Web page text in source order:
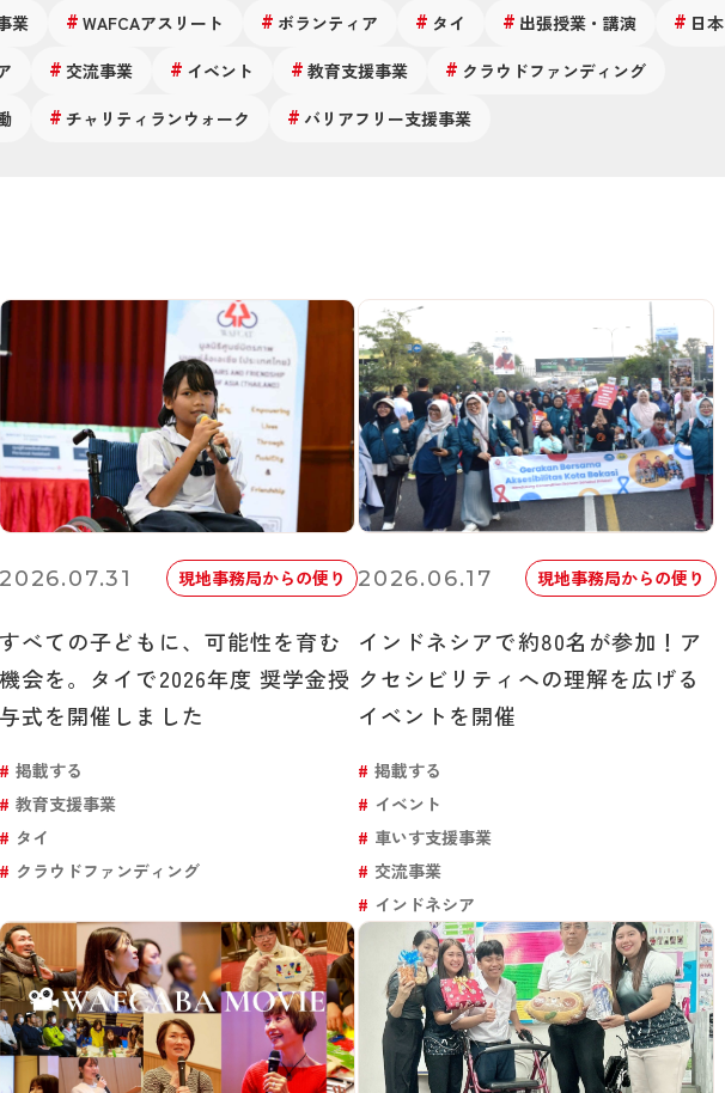
業 WAFCAアスリート ボランティア タイ 出張授業・講演
日本
交流事業 イベント 教育支援事業
クラウドファンディング
チャリティランウォーク バリアフリー支援事業
2026.07.31 現地事務局からの便り
すべての子どもに、可能性を育む
機会を。タイで2026年度 奨学金授
与式を開催しました
掲載する
教育支援事業
タイ
クラウドファンディング
2026.06.17 現地事務局からの便り
インドネシアで約80名が参加！ア
クセシビリティへの理解を広げる
イベントを開催
掲載する
イベント
車いす支援事業
交流事業
インドネシア